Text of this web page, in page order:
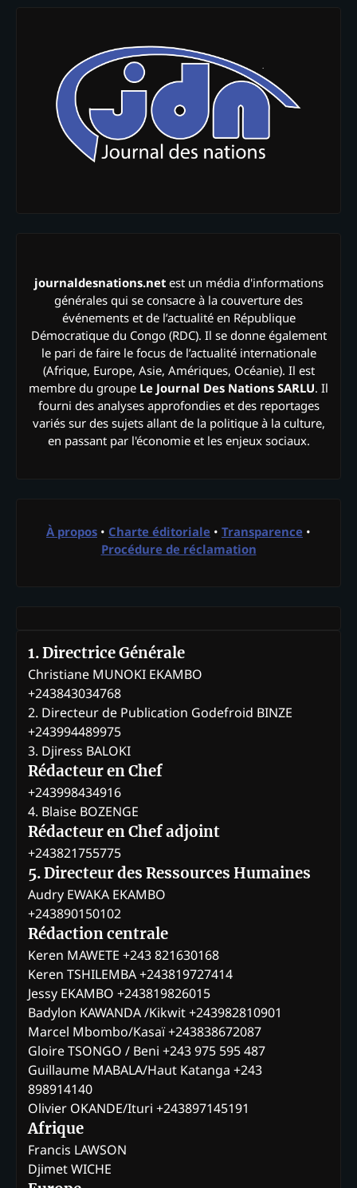
journaldesnations.netest un média d'informations
générales qui se consacre à la couverture des
événements et de l’actualité en République
Démocratique du Congo (RDC). Il se donne également
le pari de faire le focus de l’actualité internationale
(Afrique, Europe, Asie, Amériques, Océanie). Il est
membre du groupe Le Journal Des Nations SARLU. Il
fourni des analyses approfondies et des reportages
variés sur des sujets allant de la politique à la culture,
en passant par l'économie et les enjeux sociaux.
À propos • Charte éditoriale • Transparence •
Procédure de réclamation
1. Directrice Générale
Christiane MUNOKI EKAMBO
+243843034768
2. Directeur de Publication Godefroid BINZE
+243994489975
3. Djiress BALOKI
Rédacteur en Chef
+243998434916
4. Blaise BOZENGE
Rédacteur en Chef adjoint
+243821755775
5. Directeur des Ressources Humaines
Audry EWAKA EKAMBO
+243890150102
Rédaction centrale
Keren MAWETE +243 821630168
Keren TSHILEMBA +243819727414
Jessy EKAMBO +243819826015
Badylon KAWANDA /Kikwit +243982810901
Marcel Mbombo/Kasaï +243838672087
Gloire TSONGO / Beni +243 975 595 487
Guillaume MABALA/Haut Katanga +243
898914140
Olivier OKANDE/Ituri +243897145191
Afrique
Francis LAWSON
Djimet WICHE